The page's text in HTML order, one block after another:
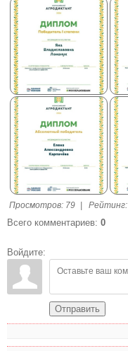
Просмотров: 79 Рейтинг:
Всего комментариев: 0
Войдите:
Отправить